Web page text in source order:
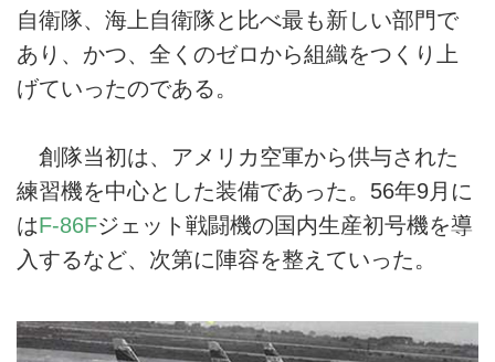
自衛隊、海上自衛隊と比べ最も新しい部門で
あり、かつ、全くのゼロから組織をつくり上
げていったのである。
創隊当初は、アメリカ空軍から供与された
練習機を中心とした装備であった。56年9月に
はF‐86Fジェット戦闘機の国内生産初号機を導
入するなど、次第に陣容を整えていった。